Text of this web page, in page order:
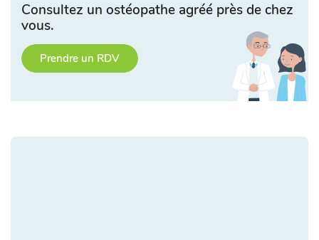
Consultez un ostéopathe agréé près de chez
vous.
Prendre un RDV